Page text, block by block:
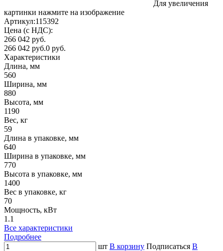
Для увеличения
картинки нажмите на изображение
Артикул:115392
Цена (с НДС):
266 042 руб.
266 042 руб.0 руб.
Характеристики
Длина, мм
560
Ширина, мм
880
Высота, мм
1190
Вес, кг
59
Длина в упаковке, мм
640
Ширина в упаковке, мм
770
Высота в упаковке, мм
1400
Вес в упаковке, кг
70
Мощность, кВт
1.1
Все характеристики
Подробнее
шт В корзину Подписаться В